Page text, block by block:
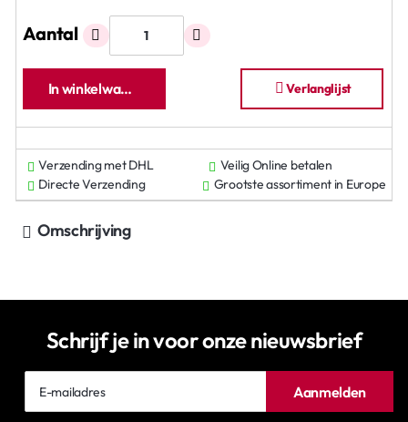
Aantal
In winkelwagen Verlanglijst
Verzending met DHL
Veilig Online betalen
Directe Verzending
Grootste assortiment in Europe
Omschrijving
Schrijf je in voor onze nieuwsbrief
mailadres
Aanmelden